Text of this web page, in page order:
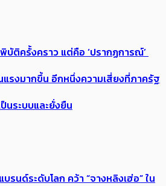
บัติครั้งคราว แต่คือ ‘ปรากฏการณ์’
แรงมากขึ้น อีกหนึ่งความเสี่ยงที่ภาครัฐ
นระบบและยั่งยืน
รนด์ระดับโลก คว้า “จางหลิงเฮ่อ” ใน